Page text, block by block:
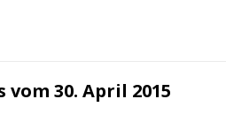
30. April 2015